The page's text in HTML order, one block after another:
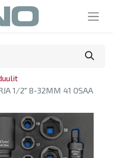
1/2" 8-32MM 41 OSAA